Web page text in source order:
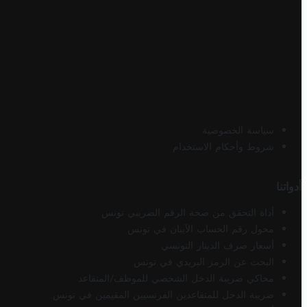
سياسة الخصوصية
شروط وأحكام الاستخدام
أدواتنا
أداة التحقق من صحة الرقم الضريبي تونس
محول رقم الحساب الآيبان في تونس
أسعار صرف الدينار التونسي
البحث عن الرمز البريدي في تونس
محاكي ضريبة الدخل الشخصي للموظف/المتقاعد
ضريبة الدخل للمتقاعدين الفرنسيين المقيمين في تونس